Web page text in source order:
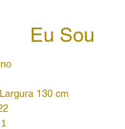
Eu Sou
130 cm